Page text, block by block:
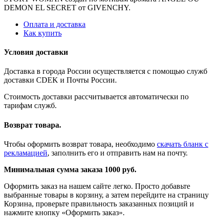
DEMON EL SECRET от GIVENCHY.
Оплата и доставка
Как купить
Условия доставки
Доставка в города России осуществляется с помощью служб
доставки CDEK и Почты России.
Стоимость доставки рассчитывается автоматически по
тарифам служб.
Возврат товара.
Чтобы оформить возврат товара, необходимо скачать бланк с
рекламацией, заполнить его и отправить нам на почту.
Минимальная сумма заказа 1000 руб.
Оформить заказ на нашем сайте легко. Просто добавьте
выбранные товары в корзину, а затем перейдите на страницу
Корзина, проверьте правильность заказанных позиций и
нажмите кнопку «Оформить заказ».